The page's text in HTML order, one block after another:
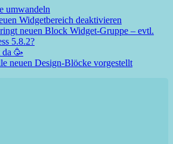
umwandeln
Widgetbereich deaktivieren
neuen Block Widget-Gruppe – evtl.
5.8.2?
da 🥳
neuen Design-Blöcke vorgestellt